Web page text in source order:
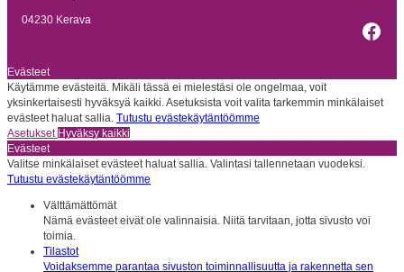
04230 Kerava
Evästeet
Käytämme evästeitä. Mikäli tässä ei mielestäsi ole ongelmaa, voit
yksinkertaisesti hyväksyä kaikki. Asetuksista voit valita tarkemmin minkälaiset
evästeet haluat sallia. Tutustu evästekäytäntöömme
Asetukset Hyväksy kaikki
Evästeet
Valitse minkälaiset evästeet haluat sallia. Valintasi tallennetaan vuodeksi.
Tutustu evästekäytäntöömme
Välttämättömät
Nämä evästeet eivät ole valinnaisia. Niitä tarvitaan, jotta sivusto voi
toimia.
Tilastot
Voidaksemme parantaa sivuston toiminnallisuutta ja rakennetta sen